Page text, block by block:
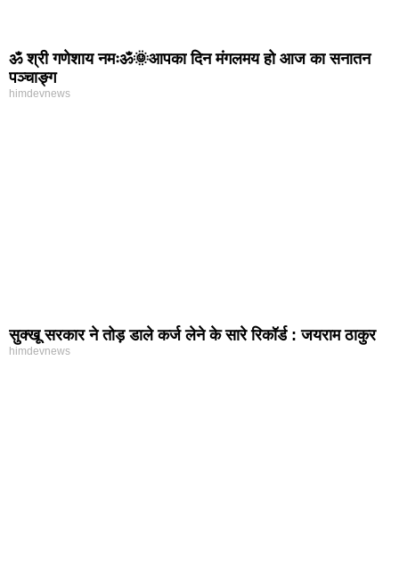
ॐ श्री गणेशाय नमःॐ🌞आपका दिन मंगलमय हो आज का सनातन
पञ्चाङ्ग
himdevnews
सुक्खू सरकार ने तोड़ डाले कर्ज लेने के सारे रिकॉर्ड : जयराम ठाकुर
himdevnews